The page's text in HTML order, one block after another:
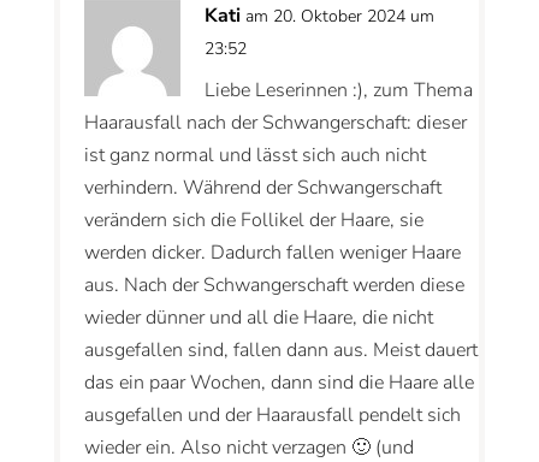
Kati am 20. Oktober 2024 um
23:52
Liebe Leserinnen :), zum Thema
Haarausfall nach der Schwangerschaft: dieser
ist ganz normal und lässt sich auch nicht
verhindern. Während der Schwangerschaft
verändern sich die Follikel der Haare, sie
werden dicker. Dadurch fallen weniger Haare
aus. Nach der Schwangerschaft werden diese
wieder dünner und all die Haare, die nicht
ausgefallen sind, fallen dann aus. Meist dauert
das ein paar Wochen, dann sind die Haare alle
ausgefallen und der Haarausfall pendelt sich
wieder ein. Also nicht verzagen 🙂 (und